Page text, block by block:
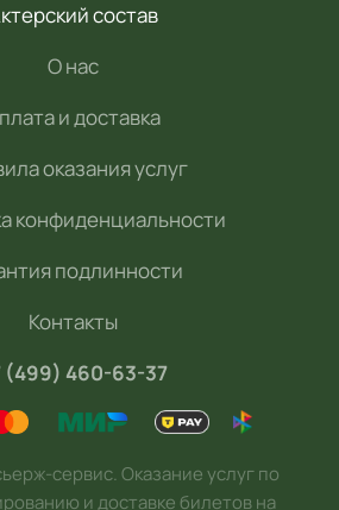
состав
О нас
и доставка
оказания услуг
конфиденциальности
подлинности
Контакты
(499) 460-63-37
сервис. Оказание услуг по
и доставке билетов на